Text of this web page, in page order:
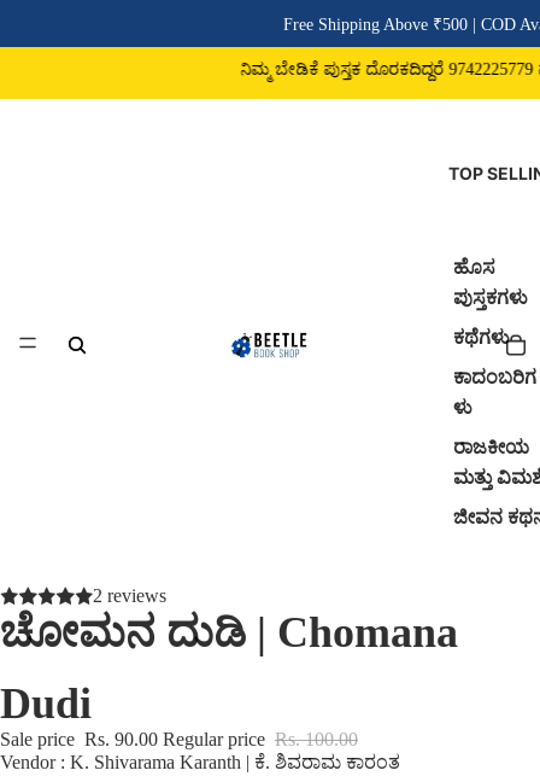
Free Shipping Above ₹500 | COD
ನಿಮ್ಮ ಬೇಡಿಕೆ ಪುಸ್ತಕ ದೊರಕದಿದ್ದರೆ 9742225779
TOP
ಹೊಸ
ಪುಸ್ತಕಗಳು
ಕಥೆಗಳು
ಕಾದಂಬರಿಗ
ಳು
ರಾಜಕೀಯ
ಮತ್ತು
ಜೀವನ
2 reviews
ಚೋಮನ ದುಡಿ | Chomana
Dudi
Sale price Rs. 90.00 Regular price Rs. 100.00
Vendor : K. Shivarama Karanth | ಕೆ. ಶಿವರಾಮ ಕಾರಂತ